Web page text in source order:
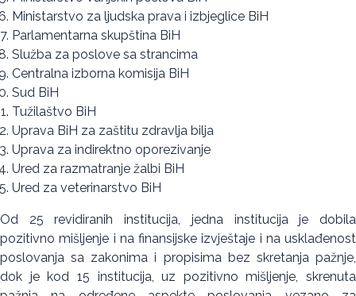
Ministarstvo za ljudska prava i izbjeglice BiH
Parlamentarna skupština BiH
Služba za poslove sa strancima
Centralna izborna komisija BiH
Sud BiH
Tužilaštvo BiH
Uprava BiH za zaštitu zdravlja bilja
Uprava za indirektno oporezivanje
Ured za razmatranje žalbi BiH
Ured za veterinarstvo BiH
Od 25 revidiranih institucija, jedna institucija je dobila
pozitivno mišljenje i na finansijske izvještaje i na usklađenost
poslovanja sa zakonima i propisima bez skretanja pažnje,
dok je kod 15 institucija, uz pozitivno mišljenje, skrenuta